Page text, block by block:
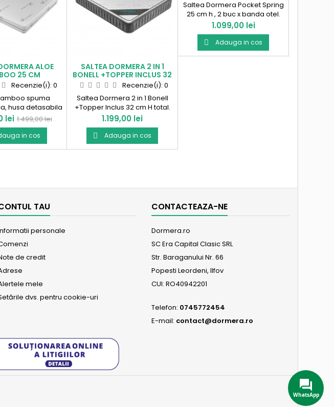
ALOE
25 CM
Recenzie(i): 0
spuma
husa detasabila
in Romania!
lei Pret
de
baza
1.499,00 lei
in cos
SALTEA DORMERA 2 IN 1
BONELL +TOPPER INCLUS 32
CM
Recenzie(i): 0
Saltea Dormera 2 in 1 Bonell
+Topper Inclus 32 cm H total.
Produs in Romania!
Pret
1.199,00 lei
 Adauga in cos
Saltea Dormera Pocket Spring
25 cm h , 2 buc x banda otel.
Produs in Romania!
Pret
1.099,00 lei
 Adauga in cos
TAU
personale
de credit
mele
dvs. pentru cookie-uri
CONTACTEAZA-NE
Dormera.ro
SC Era Capital Clasic SRL
Str. Baraganului Nr. 66
Popesti Leordeni, Ilfov
CUI: RO40942201
Telefon: 0745772454
E-mail: contact@dormera.ro
WhatsApp